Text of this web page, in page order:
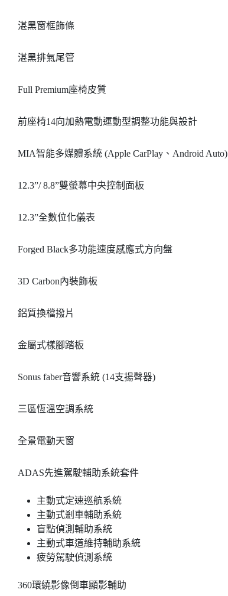
湛黑窗框飾條
湛黑排氣尾管
Full Premium座椅皮質
前座椅14向加熱電動運動型調整功能與設計
MIA智能多媒體系統 (Apple CarPlay、Android Auto)
12.3”/ 8.8”雙螢幕中央控制面板
12.3”全數位化儀表
Forged Black多功能速度感應式方向盤
3D Carbon內裝飾板
鋁質換檔撥片
金屬式樣腳踏板
Sonus faber音響系統 (14支揚聲器)
三區恆溫空調系統
全景電動天窗
ADAS先進駕駛輔助系統套件
主動式定速巡航系統
主動式剎車輔助系統
盲點偵測輔助系統
主動式車道維持輔助系統
疲勞駕駛偵測系統
360環繞影像倒車顯影輔助